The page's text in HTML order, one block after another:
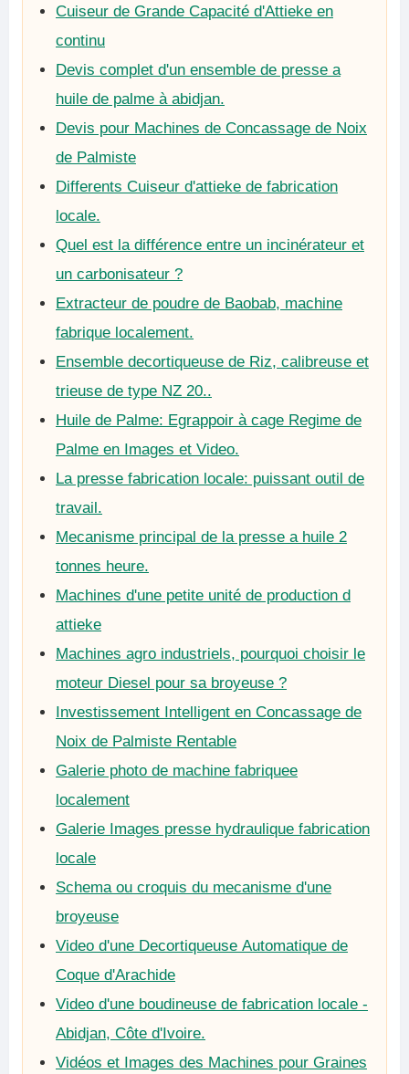
Cuiseur de Grande Capacité d'Attieke en
continu
Devis complet d'un ensemble de presse a
huile de palme à abidjan.
Devis pour Machines de Concassage de Noix
de Palmiste
Differents Cuiseur d'attieke de fabrication
locale.
Quel est la différence entre un incinérateur et
un carbonisateur ?
Extracteur de poudre de Baobab, machine
fabrique localement.
Ensemble decortiqueuse de Riz, calibreuse et
trieuse de type NZ 20..
Huile de Palme: Egrappoir à cage Regime de
Palme en Images et Video.
La presse fabrication locale: puissant outil de
travail.
Mecanisme principal de la presse a huile 2
tonnes heure.
Machines d'une petite unité de production d
attieke
Machines agro industriels, pourquoi choisir le
moteur Diesel pour sa broyeuse ?
Investissement Intelligent en Concassage de
Noix de Palmiste Rentable
Galerie photo de machine fabriquee
localement
Galerie Images presse hydraulique fabrication
locale
Schema ou croquis du mecanisme d'une
broyeuse
Video d'une Decortiqueuse Automatique de
Coque d'Arachide
Video d'une boudineuse de fabrication locale -
Abidjan, Côte d'Ivoire.
Vidéos et Images des Machines pour Graines